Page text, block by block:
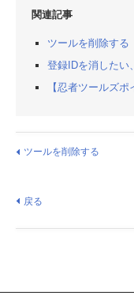
関連記事
ツールを削除する
登録IDを消したい
【忍者ツールズ
ツールを削除する
戻る